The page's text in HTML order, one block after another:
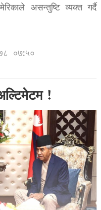
असन्तुष्टि व्यक्त गर्दै
०७:५०
!